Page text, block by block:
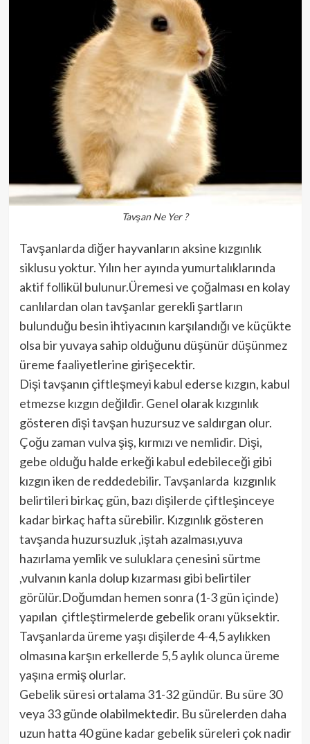
Tavşan Ne Yer ?
Tavşanlarda diğer hayvanların aksine kızgınlık
siklusu yoktur. Yılın her ayında yumurtalıklarında
aktif follikül bulunur.Üremesi ve çoğalması en kolay
canlılardan olan tavşanlar gerekli şartların
bulunduğu besin ihtiyacının karşılandığı ve küçükte
olsa bir yuvaya sahip olduğunu düşünür düşünmez
üreme faaliyetlerine girişecektir.
Dişi tavşanın çiftleşmeyi kabul ederse kızgın, kabul
etmezse kızgın değildir. Genel olarak kızgınlık
gösteren dişi tavşan huzursuz ve saldırgan olur.
Çoğu zaman vulva şiş, kırmızı ve nemlidir. Dişi,
gebe olduğu halde erkeği kabul edebileceği gibi
kızgın iken de reddedebilir. Tavşanlarda kızgınlık
belirtileri birkaç gün, bazı dişilerde çiftleşinceye
kadar birkaç hafta sürebilir. Kızgınlık gösteren
tavşanda huzursuzluk ,iştah azalması,yuva
hazırlama yemlik ve suluklara çenesini sürtme
,vulvanın kanla dolup kızarması gibi belirtiler
görülür.Doğumdan hemen sonra (1-3 gün içinde)
yapılan çiftleştirmelerde gebelik oranı yüksektir.
Tavşanlarda üreme yaşı dişilerde 4-4,5 aylıkken
olmasına karşın erkellerde 5,5 aylık olunca üreme
yaşına ermiş olurlar.
Gebelik süresi ortalama 31-32 gündür. Bu süre 30
veya 33 günde olabilmektedir. Bu sürelerden daha
uzun hatta 40 güne kadar gebelik süreleri çok nadir